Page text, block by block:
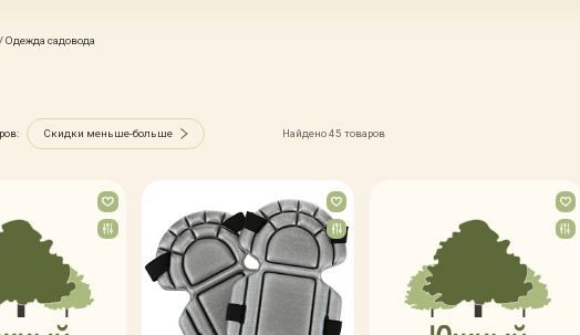
/Одежда садовода
Скидки меньше-больше Найдено 45 товаров